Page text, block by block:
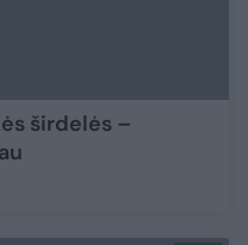
širdelės –